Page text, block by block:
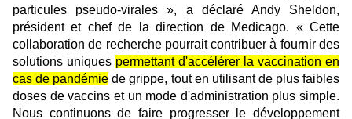
particules pseudo-virales », a déclaré Andy Sheldon,
président et chef de la direction de Medicago. « Cette
collaboration de recherche pourrait contribuer à fournir des
solutions uniques permettant d'accélérer la vaccination en
cas de pandémie de grippe, tout en utilisant de plus faibles
doses de vaccins et un mode d'administration plus simple.
Nous continuons de faire progresser le développement